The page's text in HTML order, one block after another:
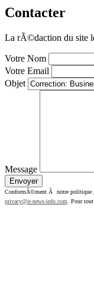
Contacter
La rÃ©daction du site
Votre Nom
Votre Email
Objet
Message
ConformÃ©ment Ã notre politique
privacy@it-news-info.com . Pour